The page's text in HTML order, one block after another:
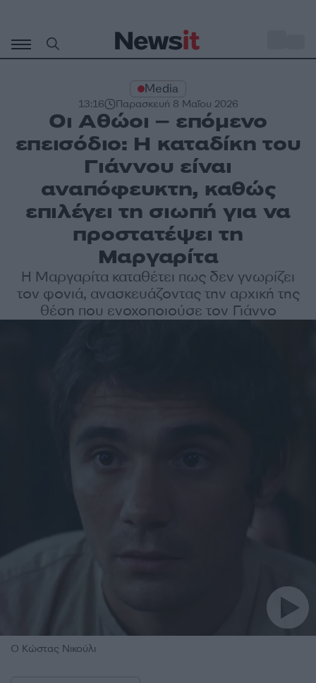
περιεχόμενο
Media
13:16 Παρασκευή 8 Μαΐου 2026
Οι Αθώοι – επόμενο
επεισόδιο: Η καταδίκη του
Γιάννου είναι
αναπόφευκτη, καθώς
επιλέγει τη σιωπή για να
προστατέψει τη
Μαργαρίτα
Η Μαργαρίτα καταθέτει πως δεν γνωρίζει
τον φονιά, ανασκευάζοντας την αρχική της
θέση που ενοχοποιούσε τον Γιάννο
O Kώστας Νικούλι